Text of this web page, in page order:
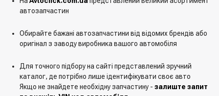
автозапчастин
Обирайте бажані автозапчастини від відомих брендів або
оригінал з заводу виробника вашого автомобіля
Для точного підбору на сайті представлений зручний
каталог, де потрібно лише ідентифікувати своє авто
Якщо не знайдете необхідну запчастину - залиште запит